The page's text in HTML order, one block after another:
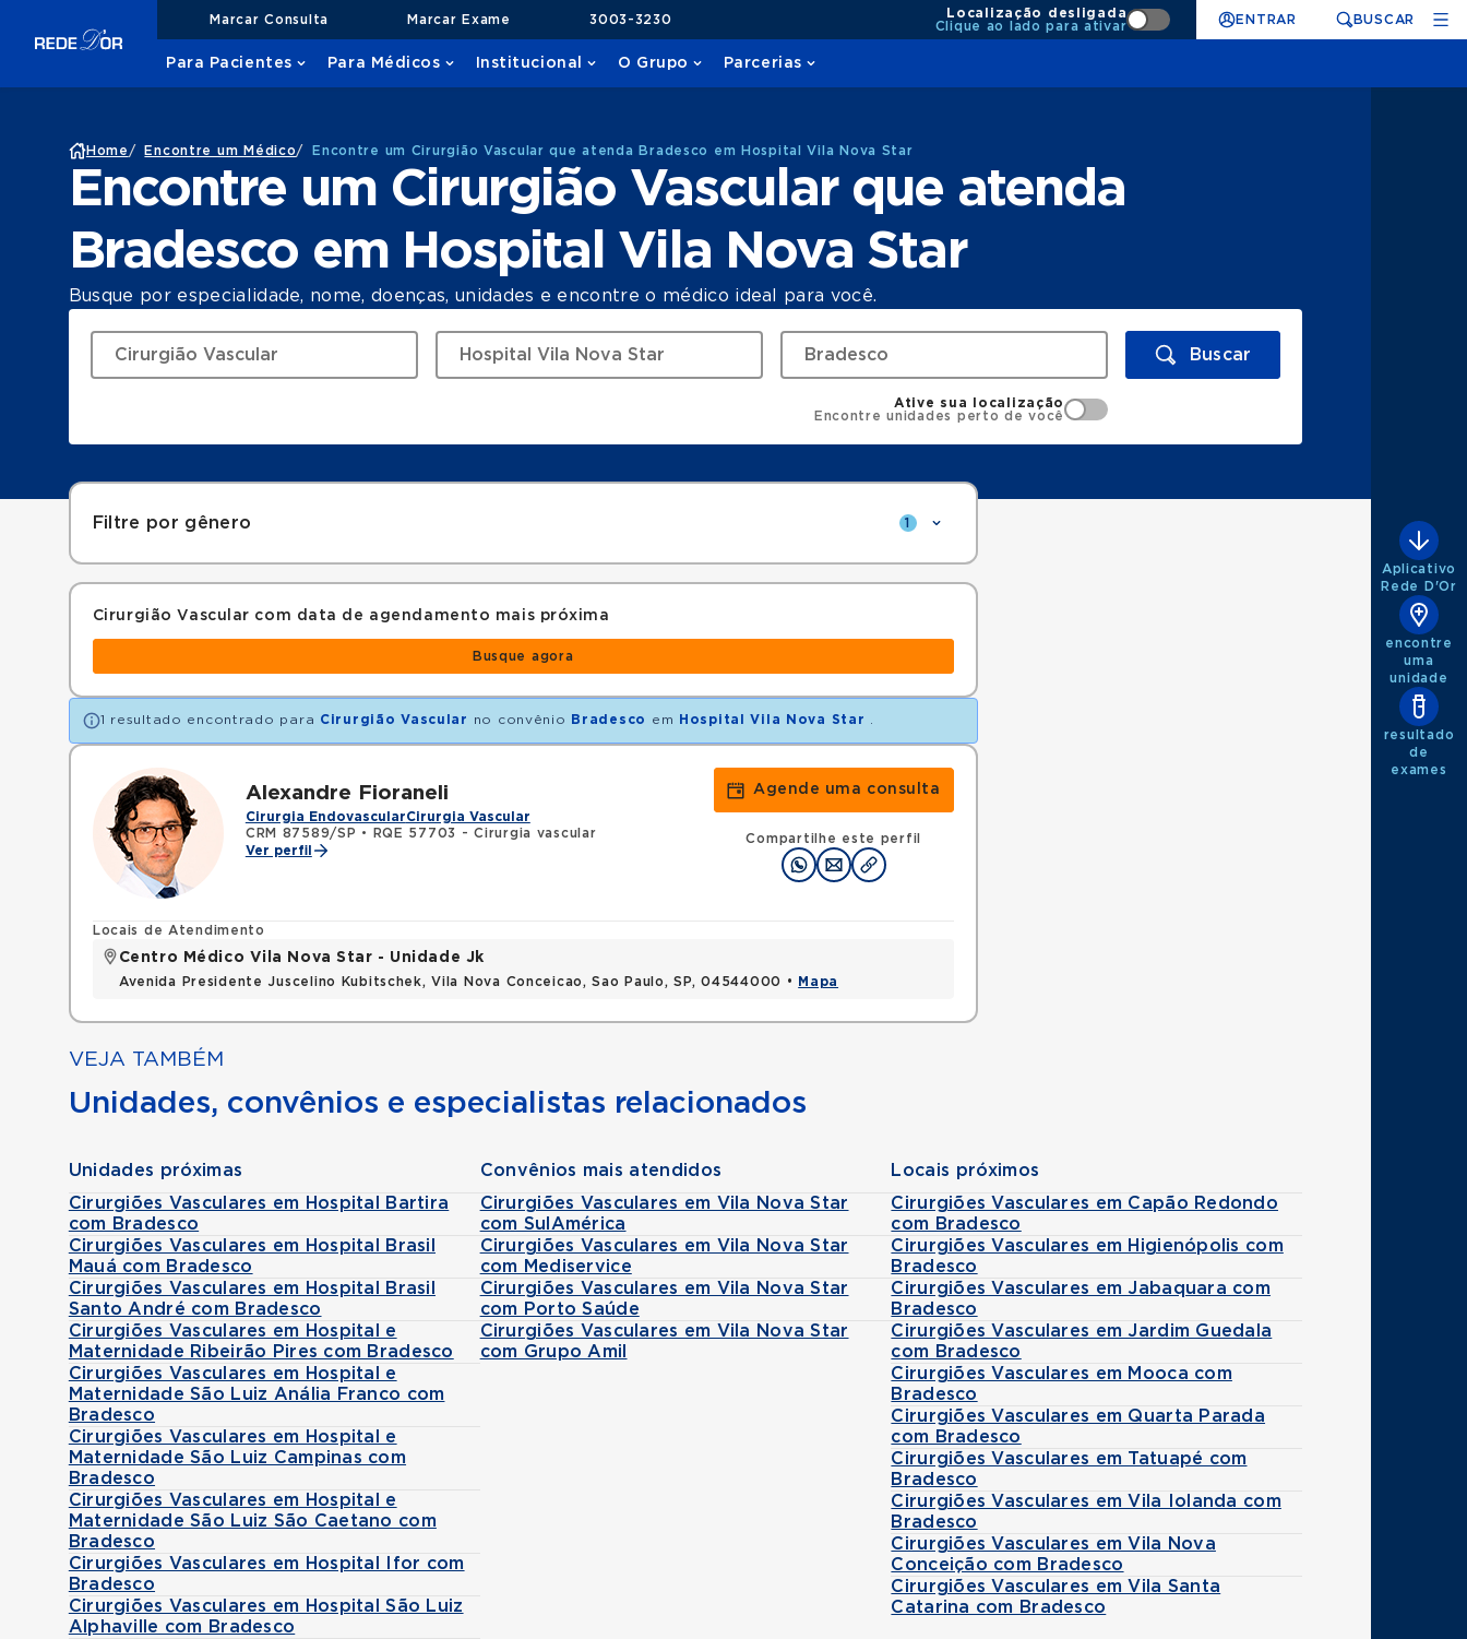
Marcar Consulta Marcar Exame 3003-3230
Localização desligada
Clique ao lado para ativar
ENTRAR BUSCAR
Para Pacientes Para Médicos Institucional O Grupo Parcerias
Home / Encontre um Médico/ Encontre um Cirurgião Vascular que atenda Bradesco em Hospital Vila Nova Star
Encontre um Cirurgião Vascular que atenda
Bradesco em Hospital Vila Nova Star
Busque por especialidade, nome, doenças, unidades e encontre o médico ideal para você.
Buscar
Ative sua localização
Encontre unidades perto de você
Filtre por gênero 1
Cirurgião Vascular com data de agendamento mais próxima
Busque agora
1 resultado encontrado para Cirurgião Vascular no convênio Bradesco em Hospital Vila Nova Star
Alexandre Fioraneli
Cirurgia EndovascularCirurgia Vascular
CRM 87589/SP •
RQE 57703 - Cirurgia vascular
Ver perfil
Agende uma consulta
Compartilhe este perfil
Locais de Atendimento
Centro Médico Vila Nova Star - Unidade Jk
Avenida Presidente Juscelino Kubitschek, Vila Nova Conceicao, Sao Paulo, SP, 04544000 • Mapa
VEJA TAMBÉM
Unidades, convênios e especialistas relacionados
Unidades próximas
Cirurgiões Vasculares em Hospital Bartira
com Bradesco
Cirurgiões Vasculares em Hospital Brasil
Mauá com Bradesco
Cirurgiões Vasculares em Hospital Brasil
Santo André com Bradesco
Cirurgiões Vasculares em Hospital e
Maternidade Ribeirão Pires com Bradesco
Cirurgiões Vasculares em Hospital e
Maternidade São Luiz Anália Franco com
Bradesco
Cirurgiões Vasculares em Hospital e
Maternidade São Luiz Campinas com
Bradesco
Cirurgiões Vasculares em Hospital e
Maternidade São Luiz São Caetano com
Bradesco
Cirurgiões Vasculares em Hospital Ifor com
Bradesco
Cirurgiões Vasculares em Hospital São Luiz
Alphaville com Bradesco
Convênios mais atendidos
Cirurgiões Vasculares em Vila Nova Star
com SulAmérica
Cirurgiões Vasculares em Vila Nova Star
com Mediservice
Cirurgiões Vasculares em Vila Nova Star
com Porto Saúde
Cirurgiões Vasculares em Vila Nova Star
com Grupo Amil
Locais próximos
Cirurgiões Vasculares em Capão Redondo
com Bradesco
Cirurgiões Vasculares em Higienópolis com
Bradesco
Cirurgiões Vasculares em Jabaquara com
Bradesco
Cirurgiões Vasculares em Jardim Guedala
com Bradesco
Cirurgiões Vasculares em Mooca com
Bradesco
Cirurgiões Vasculares em Quarta Parada
com Bradesco
Cirurgiões Vasculares em Tatuapé com
Bradesco
Cirurgiões Vasculares em Vila Iolanda com
Bradesco
Cirurgiões Vasculares em Vila Nova
Conceição com Bradesco
Cirurgiões Vasculares em Vila Santa
Catarina com Bradesco
Aplicativo
Rede D'Or
encontre
uma
unidade
resultado
de
exames